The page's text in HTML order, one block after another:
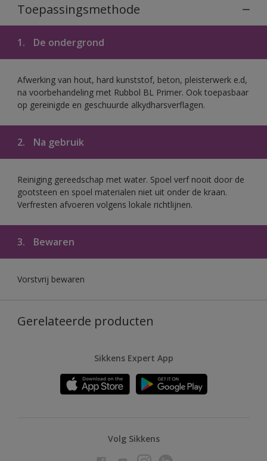
Toepassingsmethode
1. De ondergrond
Afwerking van hout, hard kunststof, beton, pleisterwerk e.d,
na voorbehandeling met Rubbol BL Primer. Ook toepasbaar
op gereinigde en geschuurde alkydharsverflagen.
2. Na gebruik
Reiniging gereedschap met water. Spoel verf nooit door de
gootsteen en spoel materialen niet uit onder de kraan.
Verfresten afvoeren volgens lokale richtlijnen.
3. Bewaren
Vorstvrij bewaren
Gerelateerde producten
Sikkens Expert App
Volg Sikkens